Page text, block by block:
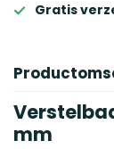
Gratis
mm